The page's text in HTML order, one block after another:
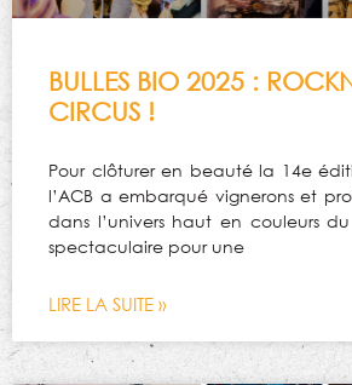
BULLES BIO 2025 :
CIRCUS !
Pour clôturer en beauté la 14e
l’ACB a embarqué vignerons et
dans l’univers haut en couleurs
spectaculaire pour une
LIRE LA SUITE »